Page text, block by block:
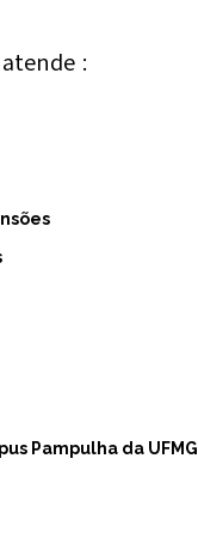
:
Pampulha da UFMG